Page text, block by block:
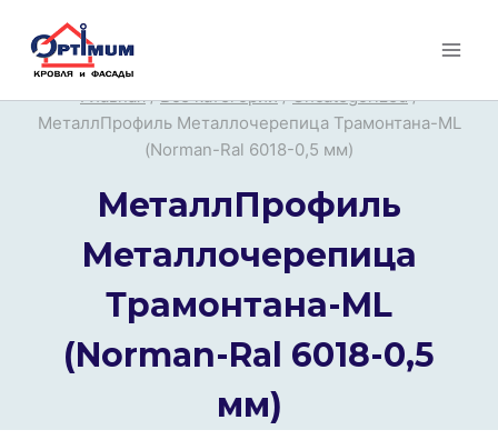
Перейти
Главная / Все категории / Uncategorized /
МеталлПрофиль Металлочерепица Трамонтана-ML
(Norman-Ral 6018-0,5 мм)
МеталлПрофиль
Металлочерепица
Трамонтана-ML
(Norman-Ral 6018-0,5
мм)